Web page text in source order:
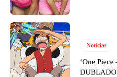
Notícias
‘One
DUBLADO